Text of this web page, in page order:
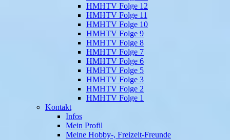
HMHTV Folge 12
HMHTV Folge 11
HMHTV Folge 10
HMHTV Folge 9
HMHTV Folge 8
HMHTV Folge 7
HMHTV Folge 6
HMHTV Folge 5
HMHTV Folge 3
HMHTV Folge 2
HMHTV Folge 1
Kontakt
Infos
Mein Profil
Meine Hobby-, Freizeit-Freunde